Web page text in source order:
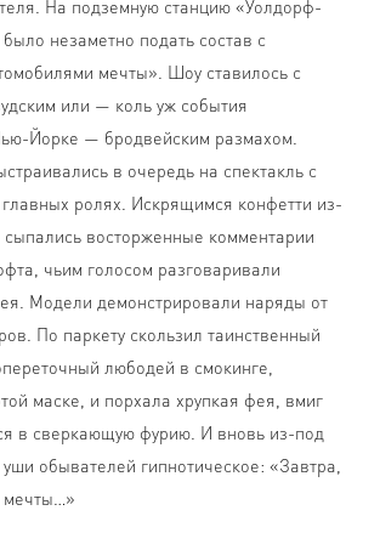
На подземную станцию «Уолдорф-
незаметно подать состав с
мечты». Шоу ставилось с
или — коль уж события
Йорке — бродвейским размахом.
в очередь на спектакль с
ролях. Искрящимся конфетти из-
восторженные комментарии
чьим голосом разговаривали
Модели демонстрировали наряды от
По паркету скользил таинственный
любодей в смокинге,
маске, и порхала хрупкая фея, вмиг
в сверкающую фурию. И вновь из-под
обывателей гипнотическое: «Завтра,
мечты…»